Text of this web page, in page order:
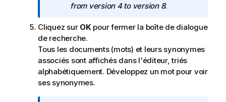
s
from version 4 to version 8.
Cliquez sur OK pour fermer la boîte de dialogue
de recherche.
Tous les documents (mots) et leurs synonymes
associés sont affichés dans l'éditeur, triés
alphabétiquement. Développez un mot pour voir
ses synonymes.